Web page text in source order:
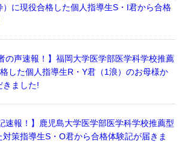
に現役合格した個人指導生S・I君から合格
の声速報！】福岡大学医学部医学科学校推薦
した個人指導生R・Y君（1浪）のお母様か
きました!
速報！】鹿児島大学医学部医学科学校推薦型
策指導生S・O君から合格体験記が届きま